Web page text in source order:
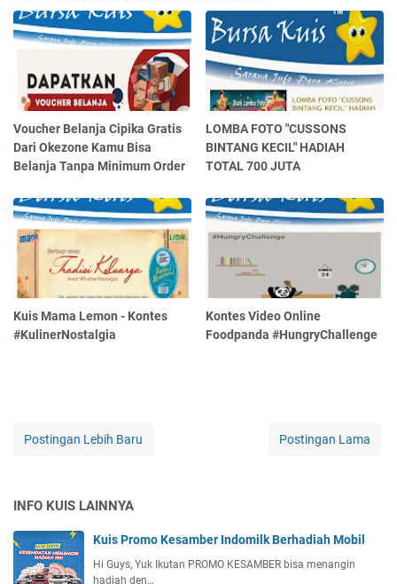
Voucher Belanja Cipika Gratis
Dari Okezone Kamu Bisa
Belanja Tanpa Minimum Order
LOMBA FOTO "CUSSONS
BINTANG KECIL" HADIAH
TOTAL 700 JUTA
Kuis Mama Lemon - Kontes
#KulinerNostalgia
Kontes Video Online
Foodpanda #HungryChallenge
Postingan Lebih Baru Postingan Lama
INFO KUIS LAINNYA
Kuis Promo Kesamber Indomilk Berhadiah Mobil
Hi Guys, Yuk Ikutan PROMO KESAMBER bisa menangin
hadiah den…